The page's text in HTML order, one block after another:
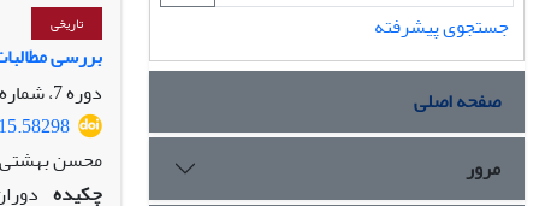
تاریخی
بررسی
دوره 7، شماره 3، پاییز 1394، صفحه
محسن
چکیده
جستجوی پیشرفته
صفحه اصلی
مرور